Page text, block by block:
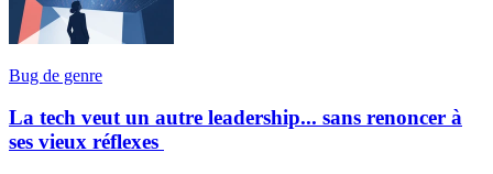
Bug de genre
La tech veut un autre leadership... sans renoncer à
ses vieux réflexes